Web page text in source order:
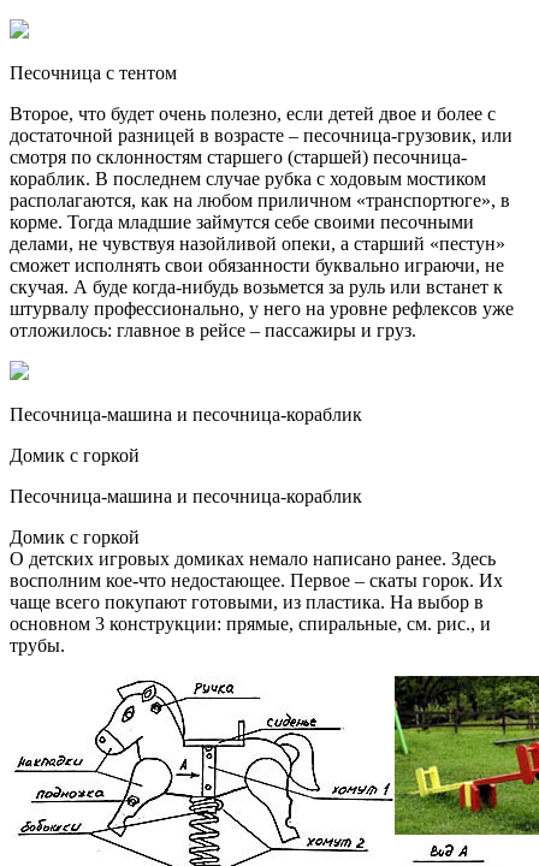
Песочница с тентом
Второе, что будет очень полезно, если детей двое и более с
достаточной разницей в возрасте – песочница-грузовик, или
смотря по склонностям старшего (старшей) песочница-
кораблик. В последнем случае рубка с ходовым мостиком
располагаются, как на любом приличном «транспортюге», в
корме. Тогда младшие займутся себе своими песочными
делами, не чувствуя назойливой опеки, а старший «пестун»
сможет исполнять свои обязанности буквально играючи, не
скучая. А буде когда-нибудь возьмется за руль или встанет к
штурвалу профессионально, у него на уровне рефлексов уже
отложилось: главное в рейсе – пассажиры и груз.
Песочница-машина и песочница-кораблик
Домик с горкой
Песочница-машина и песочница-кораблик
Домик с горкой
О детских игровых домиках немало написано ранее. Здесь
восполним кое-что недостающее. Первое – скаты горок. Их
чаще всего покупают готовыми, из пластика. На выбор в
основном 3 конструкции: прямые, спиральные, см. рис., и
трубы.